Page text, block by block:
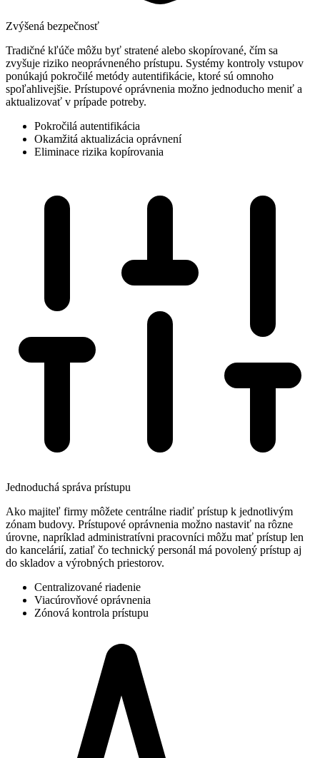
Zvýšená bezpečnosť
Tradičné kľúče môžu byť stratené alebo skopírované, čím sa
zvyšuje riziko neoprávneného prístupu. Systémy kontroly vstupov
ponúkajú pokročilé metódy autentifikácie, ktoré sú omnoho
spoľahlivejšie. Prístupové oprávnenia možno jednoducho meniť a
aktualizovať v prípade potreby.
Pokročilá autentifikácia
Okamžitá aktualizácia oprávnení
Eliminace rizika kopírovania
Jednoduchá správa prístupu
Ako majiteľ firmy môžete centrálne riadiť prístup k jednotlivým
zónam budovy. Prístupové oprávnenia možno nastaviť na rôzne
úrovne, napríklad administratívni pracovníci môžu mať prístup len
do kancelárií, zatiaľ čo technický personál má povolený prístup aj
do skladov a výrobných priestorov.
Centralizované riadenie
Viacúrovňové oprávnenia
Zónová kontrola prístupu